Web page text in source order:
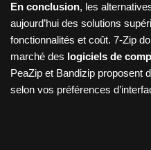
En conclusion, les
aujourd’hui des solutions
fonctionnalités et coût. 7-Zip
marché des logiciels de
PeaZip et Bandizip proposent
selon vos préférences